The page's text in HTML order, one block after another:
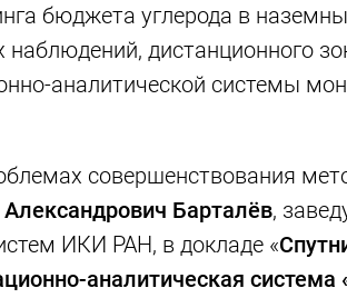
бюджета углерода в
дистанционного
аналитической системы
совершенствования
Александрович Барталёв,
ИКИ РАН, в докладе «
аналитическая